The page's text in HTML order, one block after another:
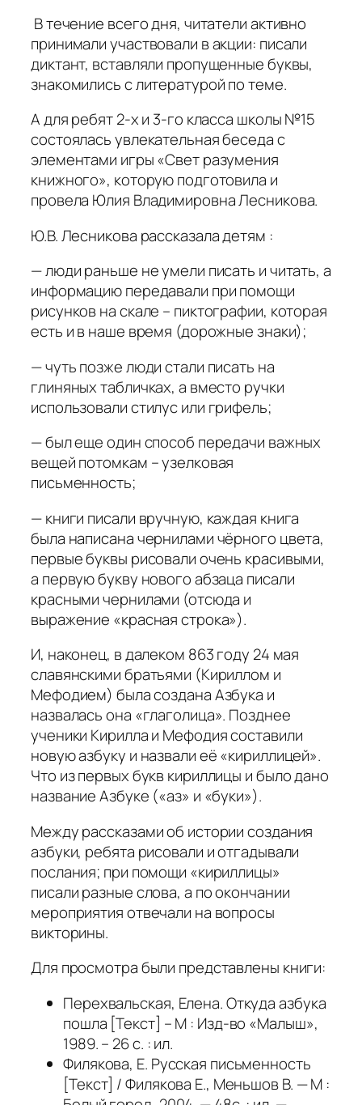
В течение всего дня, читатели активно
принимали участвовали в акции: писали
диктант, вставляли пропущенные буквы,
знакомились с литературой по теме.
А для ребят 2-х и 3-го класса школы №15
состоялась увлекательная беседа с
элементами игры «Свет разумения
книжного», которую подготовила и
провела Юлия Владимировна Лесникова.
Ю.В. Лесникова рассказала детям :
— люди раньше не умели писать и читать, а
информацию передавали при помощи
рисунков на скале – пиктографии, которая
есть и в наше время (дорожные знаки);
— чуть позже люди стали писать на
глиняных табличках, а вместо ручки
использовали стилус или грифель;
— был еще один способ передачи важных
вещей потомкам – узелковая
письменность;
— книги писали вручную, каждая книга
была написана чернилами чёрного цвета,
первые буквы рисовали очень красивыми,
а первую букву нового абзаца писали
красными чернилами (отсюда и
выражение «красная строка»).
И, наконец, в далеком 863 году 24 мая
славянскими братьями (Кириллом и
Мефодием) была создана Азбука и
назвалась она «глаголица». Позднее
ученики Кирилла и Мефодия составили
новую азбуку и назвали её «кириллицей».
Что из первых букв кириллицы и было дано
название Азбуке («аз» и «буки»).
Между рассказами об истории создания
азбуки, ребята рисовали и отгадывали
послания; при помощи «кириллицы»
писали разные слова, а по окончании
мероприятия отвечали на вопросы
викторины.
Для просмотра были представлены книги:
Перехвальская, Елена. Откуда азбука
пошла [Текст] – М : Изд-во «Малыш»,
1989. – 26 с. : ил.
Филякова, Е. Русская письменность
[Текст] / Филякова Е., Меньшов В. — М :